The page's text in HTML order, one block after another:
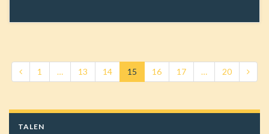
1 … 13 14 15 16 17 … 20
TALEN